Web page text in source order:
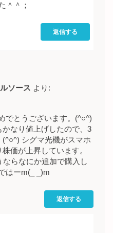
＾＾；
返信する
ソース より:
でとうございます。(^○^)
なり値上げしたので、3
シグマ光機がスマホ
価が上昇しています。
ならなにか追加で購入し
はーm(_ _)m
返信する